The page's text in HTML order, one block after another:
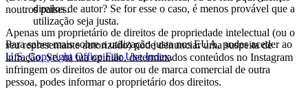
direitos de autor? Se for esse o caso, é menos provável que a
utilização seja justa.
Para saber mais sobre a utilização justa nos EUA, podes aceder ao
U.S. Copyright Office Fair Use Index.
noutros países.
Apenas um proprietário de direitos de propriedade intelectual (ou o
seu representante autorizado) pode denunciar uma suspeita de
infração. Se, na tua opinião, determinados conteúdos no Instagram
infringem os direitos de autor ou de marca comercial de outra
pessoa, podes informar o proprietário dos direitos.